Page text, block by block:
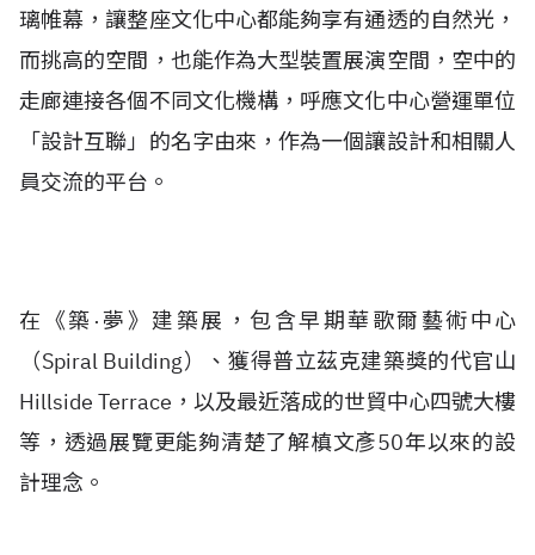
璃帷幕，讓整座文化中心都能夠享有通透的自然光，
而挑高的空間，也能作為大型裝置展演空間，空中的
走廊連接各個不同文化機構，呼應文化中心營運單位
「設計互聯」的名字由來，作為一個讓設計和相關人
員交流的平台。
在《築·夢》建築展，包含早期華歌爾藝術中心
（Spiral Building）、獲得普立茲克建築獎的代官山
Hillside Terrace，以及最近落成的世貿中心四號大樓
等，透過展覽更能夠清楚了解槙文彥50年以來的設
計理念。